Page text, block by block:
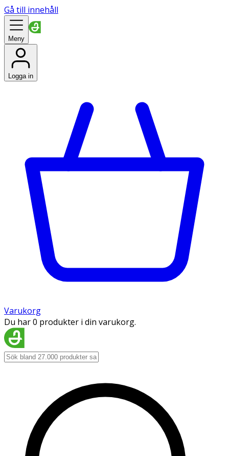
Gå till innehåll
Meny
Logga in
Varukorg
Du har 0 produkter i din varukorg.